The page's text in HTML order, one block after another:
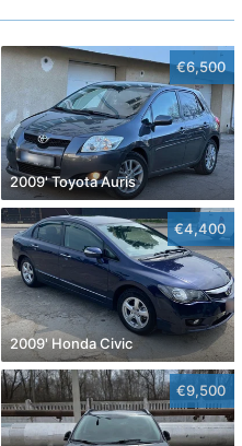
€6,500
2009' Toyota Auris
€4,400
2009' Honda Civic
€9,500